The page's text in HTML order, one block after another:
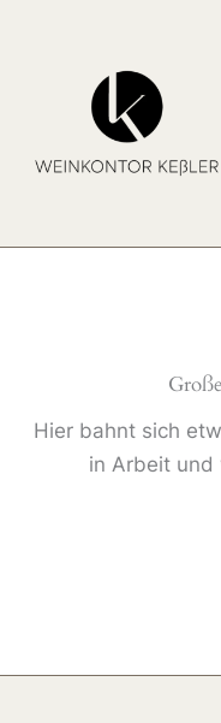
Hier bahnt sich
in Arbeit